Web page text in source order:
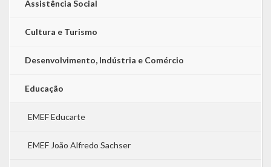
Assistência Social
Cultura e Turismo
Desenvolvimento, Indústria e Comércio
Educação
EMEF Educarte
EMEF João Alfredo Sachser